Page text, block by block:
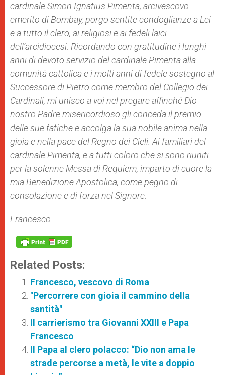
cardinale Simon Ignatius Pimenta, arcivescovo
emerito di Bombay, porgo sentite condoglianze a Lei
e a tutto il clero, ai religiosi e ai fedeli laici
dell’arcidiocesi. Ricordando con gratitudine i lunghi
anni di devoto servizio del cardinale Pimenta alla
comunità cattolica e i molti anni di fedele sostegno al
Successore di Pietro come membro del Collegio dei
Cardinali, mi unisco a voi nel pregare affinché Dio
nostro Padre misericordioso gli conceda il premio
delle sue fatiche e accolga la sua nobile anima nella
gioia e nella pace del Regno dei Cieli. Ai familiari del
cardinale Pimenta, e a tutti coloro che si sono riuniti
per la solenne Messadi Requiem, imparto di cuore la
mia Benedizione Apostolica, come pegno di
consolazione e di forza nel Signore.
Francesco
Related Posts:
Francesco, vescovo di Roma
"Percorrere con gioia il cammino della
santità"
Il carrierismo tra Giovanni XXIII e Papa
Francesco
Il Papa al clero polacco: “Dio non ama le
strade percorse a metà, le vite a doppio